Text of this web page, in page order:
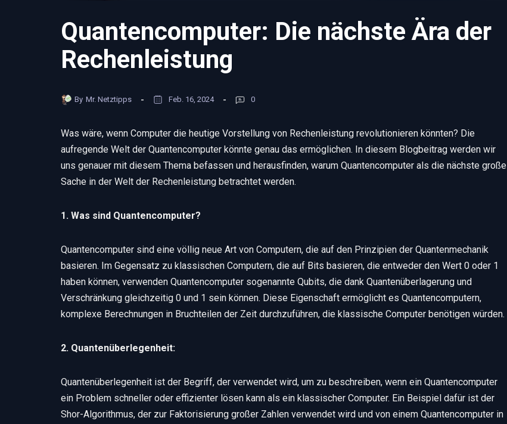
Quantencomputer: Die nächste Ära der
Rechenleistung
By Mr. Netztipps Feb. 16, 2024 0
Was wäre, wenn Computer die heutige Vorstellung von Rechenleistung revolutionieren könnten? Die
aufregende Welt der Quantencomputer könnte genau das ermöglichen. In diesem Blogbeitrag werden wir
uns genauer mit diesem Thema befassen und herausfinden, warum Quantencomputer als die nächste große
Sache in der Welt der Rechenleistung betrachtet werden.
1. Was sind Quantencomputer?
Quantencomputer sind eine völlig neue Art von Computern, die auf den Prinzipien der Quantenmechanik
basieren. Im Gegensatz zu klassischen Computern, die auf Bits basieren, die entweder den Wert 0 oder 1
haben können, verwenden Quantencomputer sogenannte Qubits, die dank Quantenüberlagerung und
Verschränkung gleichzeitig 0 und 1 sein können. Diese Eigenschaft ermöglicht es Quantencomputern,
komplexe Berechnungen in Bruchteilen der Zeit durchzuführen, die klassische Computer benötigen würden.
2. Quantenüberlegenheit:
Quantenüberlegenheit ist der Begriff, der verwendet wird, um zu beschreiben, wenn ein Quantencomputer
ein Problem schneller oder effizienter lösen kann als ein klassischer Computer. Ein Beispiel dafür ist der
Shor-Algorithmus, der zur Faktorisierung großer Zahlen verwendet wird und von einem Quantencomputer in